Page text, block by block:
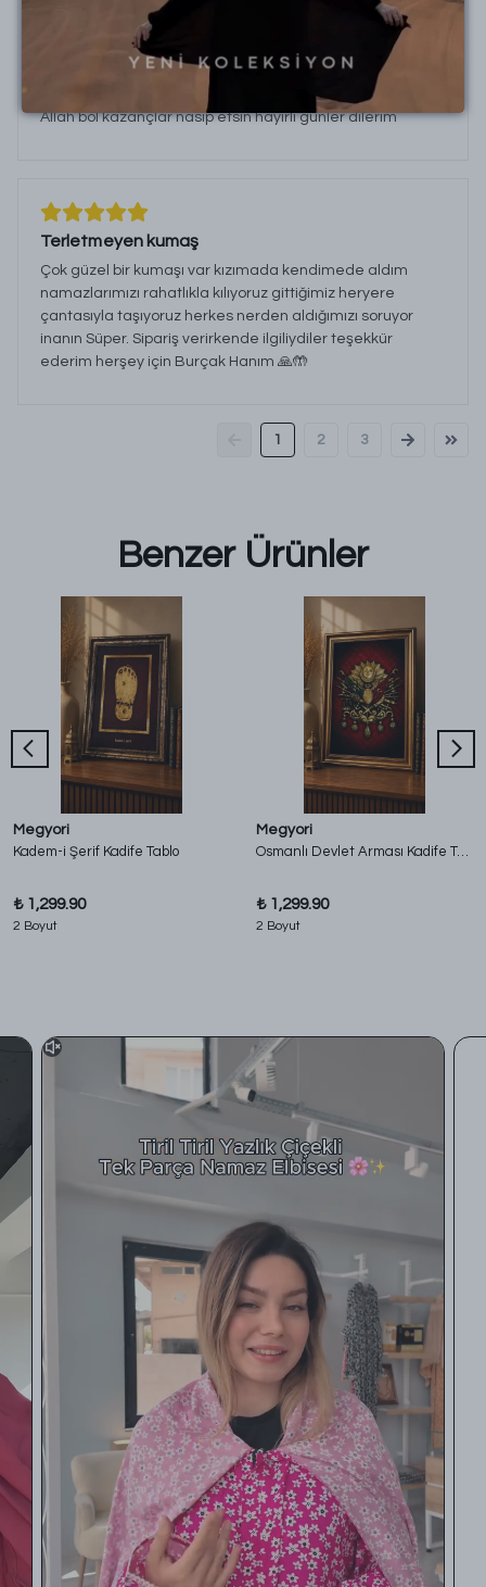
İş yerinde çok zor oluyordu eşarp ayrı uzun hırka ayrı ama
bu Namaz elbisesi kurtarıcım oldu. Asla başımdan
kaymıyor penye olması nedeniyle terleme
yapmıyor.Ayrıca o kokuyu almadığım için çok pişman
oldum elbisem mis gibi kokuyor elinize emeğinize sağlık.
Allah bol kazançlar nasip etsin hayırlı günler dilerim
Terletmeyen kumaş
Çok güzel bir kumaşı var kızımada kendimede aldım
namazlarımızı rahatlıkla kılıyoruz gittiğimiz heryere
çantasıyla taşıyoruz herkes nerden aldığımızı soruyor
inanın Süper. Sipariş verirkende ilgiliydiler teşekkür
ederim herşey için Burçak Hanım 🙏🤲
1 2 3
Benzer Ürünler
Megyori
Kadem-i Şerif Kadife Tablo
₺ 1,299.90
2 Boyut
Megyori
Osmanlı Devlet Arması Kadife Tablo
₺ 1,299.90
2 Boyut